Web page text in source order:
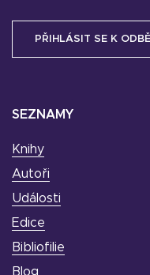
SEZNAMY
Knihy
Autoři
Události
Edice
Bibliofilie
Blog